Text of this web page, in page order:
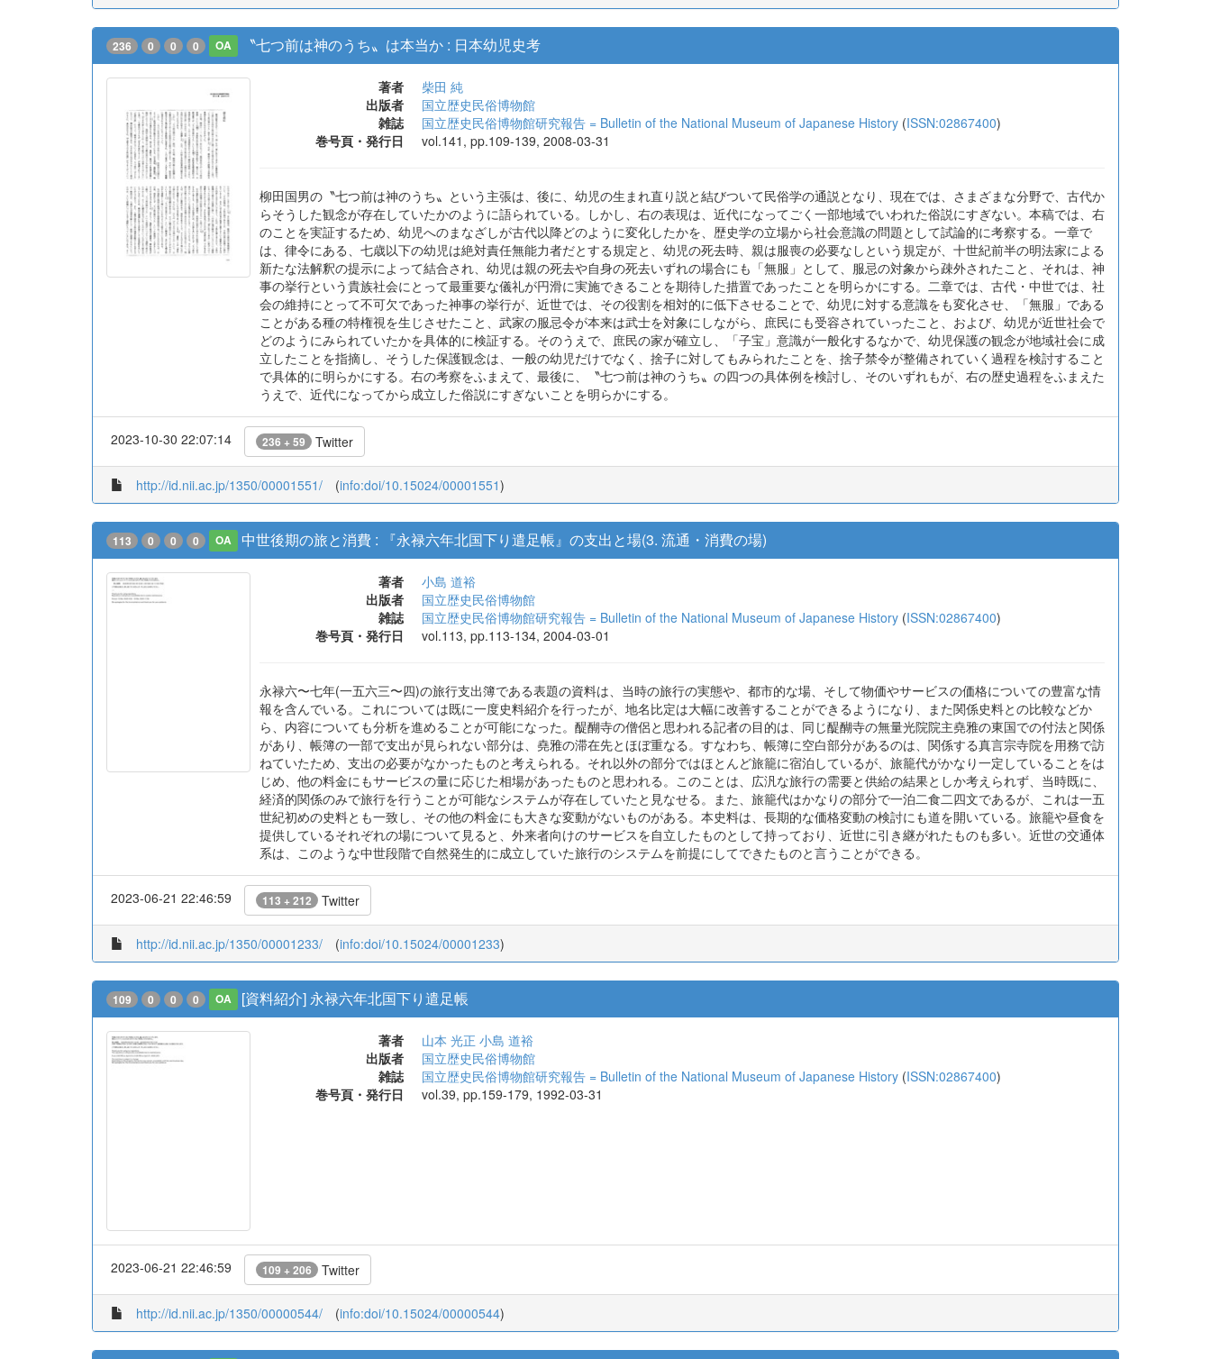
236 0 0 0 OA 〝七つ前は神のうち〟は本当か : 日本幼児史考
著者
柴田 純
出版者
国立歴史民俗博物館
雑誌
国立歴史民俗博物館研究報告 = Bulletin of the National Museum of Japanese History (ISSN:02867400)
巻号頁・発行日
vol.141, pp.109-139, 2008-03-31
柳田国男の〝七つ前は神のうち〟という主張は、後に、幼児の生まれ直り説と結びついて民俗学の通説となり、現在では、さまざまな分野で、古代か
らそうした観念が存在していたかのように語られている。しかし、右の表現は、近代になってごく一部地域でいわれた俗説にすぎない。本稿では、右
のことを実証するため、幼児へのまなざしが古代以降どのように変化したかを、歴史学の立場から社会意識の問題として試論的に考察する。一章で
は、律令にある、七歳以下の幼児は絶対責任無能力者だとする規定と、幼児の死去時、親は服喪の必要なしという規定が、十世紀前半の明法家による
新たな法解釈の提示によって結合され、幼児は親の死去や自身の死去いずれの場合にも「無服」として、服忌の対象から疎外されたこと、それは、神
事の挙行という貴族社会にとって最重要な儀礼が円滑に実施できることを期待した措置であったことを明らかにする。二章では、古代・中世では、社
会の維持にとって不可欠であった神事の挙行が、近世では、その役割を相対的に低下させることで、幼児に対する意識をも変化させ、「無服」である
ことがある種の特権視を生じさせたこと、武家の服忌令が本来は武士を対象にしながら、庶民にも受容されていったこと、および、幼児が近世社会で
どのようにみられていたかを具体的に検証する。そのうえで、庶民の家が確立し、「子宝」意識が一般化するなかで、幼児保護の観念が地域社会に成
立したことを指摘し、そうした保護観念は、一般の幼児だけでなく、捨子に対してもみられたことを、捨子禁令が整備されていく過程を検討すること
で具体的に明らかにする。右の考察をふまえて、最後に、〝七つ前は神のうち〟の四つの具体例を検討し、そのいずれもが、右の歴史過程をふまえた
うえで、近代になってから成立した俗説にすぎないことを明らかにする。
2023-10-30 22:07:14 236 + 59 Twitter
http://id.nii.ac.jp/1350/00001551/ (info:doi/10.15024/00001551)
113 0 0 0 OA 中世後期の旅と消費 : 『永禄六年北国下り遣足帳』の支出と場(3. 流通・消費の場)
著者
小島 道裕
出版者
国立歴史民俗博物館
雑誌
国立歴史民俗博物館研究報告 = Bulletin of the National Museum of Japanese History (ISSN:02867400)
巻号頁・発行日
vol.113, pp.113-134, 2004-03-01
永禄六〜七年(一五六三〜四)の旅行支出簿である表題の資料は、当時の旅行の実態や、都市的な場、そして物価やサービスの価格についての豊富な情
報を含んでいる。これについては既に一度史料紹介を行ったが、地名比定は大幅に改善することができるようになり、また関係史料との比較などか
ら、内容についても分析を進めることが可能になった。醍醐寺の僧侶と思われる記者の目的は、同じ醍醐寺の無量光院院主堯雅の東国での付法と関係
があり、帳簿の一部で支出が見られない部分は、堯雅の滞在先とほぼ重なる。すなわち、帳簿に空白部分があるのは、関係する真言宗寺院を用務で訪
ねていたため、支出の必要がなかったものと考えられる。それ以外の部分ではほとんど旅籠に宿泊しているが、旅籠代がかなり一定していることをは
じめ、他の料金にもサービスの量に応じた相場があったものと思われる。このことは、広汎な旅行の需要と供給の結果としか考えられず、当時既に、
経済的関係のみで旅行を行うことが可能なシステムが存在していたと見なせる。また、旅籠代はかなりの部分で一泊二食二四文であるが、これは一五
世紀初めの史料とも一致し、その他の料金にも大きな変動がないものがある。本史料は、長期的な価格変動の検討にも道を開いている。旅籠や昼食を
提供しているそれぞれの場について見ると、外来者向けのサービスを自立したものとして持っており、近世に引き継がれたものも多い。近世の交通体
系は、このような中世段階で自然発生的に成立していた旅行のシステムを前提にしてできたものと言うことができる。
2023-06-21 22:46:59 113 + 212 Twitter
http://id.nii.ac.jp/1350/00001233/ (info:doi/10.15024/00001233)
109 0 0 0 OA [資料紹介] 永禄六年北国下り遣足帳
著者 山本 光正 小島 道裕
出版者
国立歴史民俗博物館
雑誌
国立歴史民俗博物館研究報告 = Bulletin of the National Museum of Japanese History (ISSN:02867400)
巻号頁・発行日
vol.39, pp.159-179, 1992-03-31
2023-06-21 22:46:59 109 + 206 Twitter
http://id.nii.ac.jp/1350/00000544/ (info:doi/10.15024/00000544)